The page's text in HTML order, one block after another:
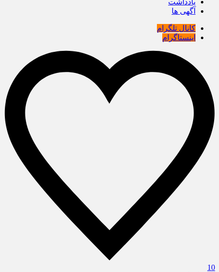
یادداشت
آگهی ها
کانال تلگرام
اینستاگرام
10